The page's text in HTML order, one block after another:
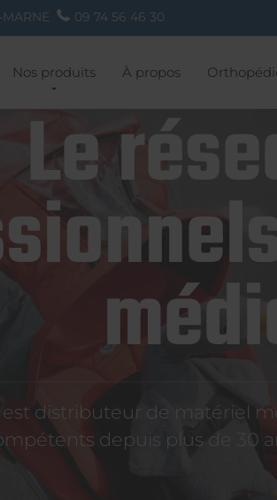
MARNE 09 74 56 46 30
Nos produits À propos
Le
est distributeur de matériel
depuis plus de 30